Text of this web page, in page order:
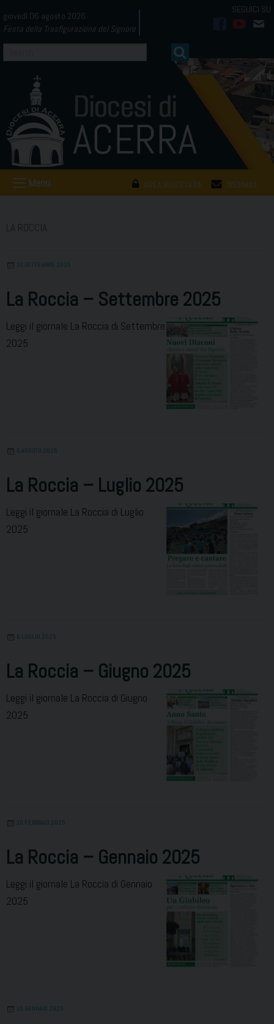
to
content
giovedì 06 agosto 2026
Festa della Trasfigurazione del Signore
AREA RISERVATA WEBMAIL
Menu
16 SETTEMBRE 2025
La Roccia – Settembre 2025
Leggi il giornale La Roccia di Settembre
2025
6 AGOSTO 2025
La Roccia – Luglio 2025
Leggi il giornale La Roccia di Luglio
2025
6 LUGLIO 2025
La Roccia – Giugno 2025
Leggi il giornale La Roccia di Giugno
2025
10 FEBBRAIO 2025
La Roccia – Gennaio 2025
Leggi il giornale La Roccia di Gennaio
2025
15 GENNAIO 2025